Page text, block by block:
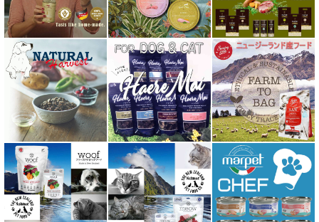
Haere Mai ハレマエ
阪急ハロードッグ
プロバイオデンタルPet
ビィ・ナチュラル be-NatuRal
ヒマラヤ ドッグ チーズ チュウ
ファープラスト 歯みがきガム
フィッシュ4 ペットフード正規品